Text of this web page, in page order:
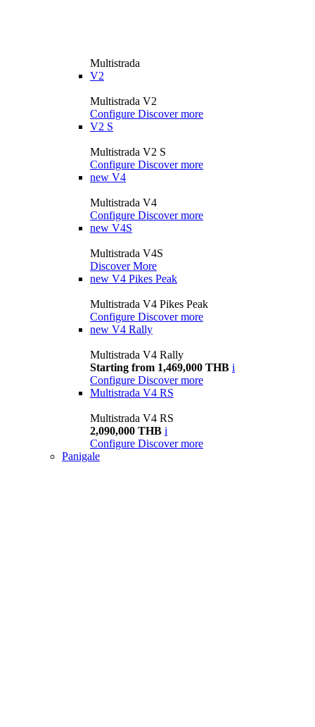
Multistrada
V2
Multistrada V2
Configure Discover more
V2 S
Multistrada V2 S
Configure Discover more
new V4
Multistrada V4
Configure Discover more
new V4S
Multistrada V4S
Discover More
new V4 Pikes Peak
Multistrada V4 Pikes Peak
Configure Discover more
new V4 Rally
Multistrada V4 Rally
Starting from 1,469,000 THB i
Configure Discover more
Multistrada V4 RS
Multistrada V4 RS
2,090,000 THB i
Configure Discover more
Panigale